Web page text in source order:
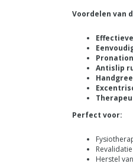
Voordelen van
Antislip
Perfect voor:
Herstel